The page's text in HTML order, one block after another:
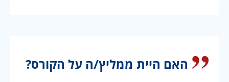
האם היית ממליץ/ה על הקורס?